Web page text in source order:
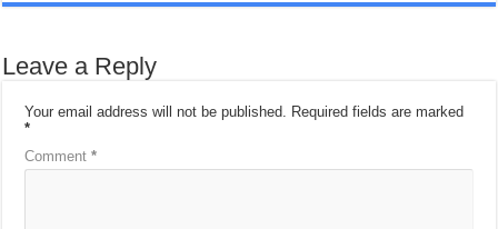
Leave a Reply
Your email address will not be published. Required fields are marked
*
Comment*